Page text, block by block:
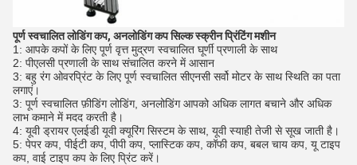
पूर्ण स्वचालित लोडिंग कप, अनलोडिंग कप सिल्क स्क्रीन प्रिंटिंग मशीन
1: आपके कपों के लिए पूर्ण वृत्त मुद्रण स्वचालित घूर्णी प्रणाली के साथ
2: पीएलसी प्रणाली के साथ संचालित करने में आसान
3: बहु रंग ओवरप्रिंट के लिए पूर्ण स्वचालित सीएनसी सर्वो मोटर के साथ स्थिति का पता
लगाएं।
3: पूर्ण स्वचालित फ़ीडिंग लोडिंग, अनलोडिंग आपको अधिक लागत बचाने और अधिक
लाभ कमाने में मदद करती है।
4: यूवी ड्रायर एलईडी यूवी क्यूरिंग सिस्टम के साथ, यूवी स्याही तेजी से सूख जाती है।
5: पेपर कप, पीईटी कप, पीपी कप, प्लास्टिक कप, कॉफी कप, बबल चाय कप, यू टाइप
कप, वाई टाइप कप के लिए प्रिंट करें।